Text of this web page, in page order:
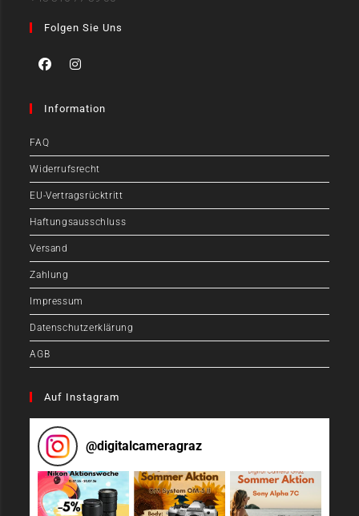
Folgen Sie Uns
Information
FAQ
Widerrufsrecht
EU-Vertragsrücktritt
Haftungsausschluss
Versand
Zahlung
Impressum
Datenschutzerklärung
AGB
Auf Instagram
@digitalcameragraz